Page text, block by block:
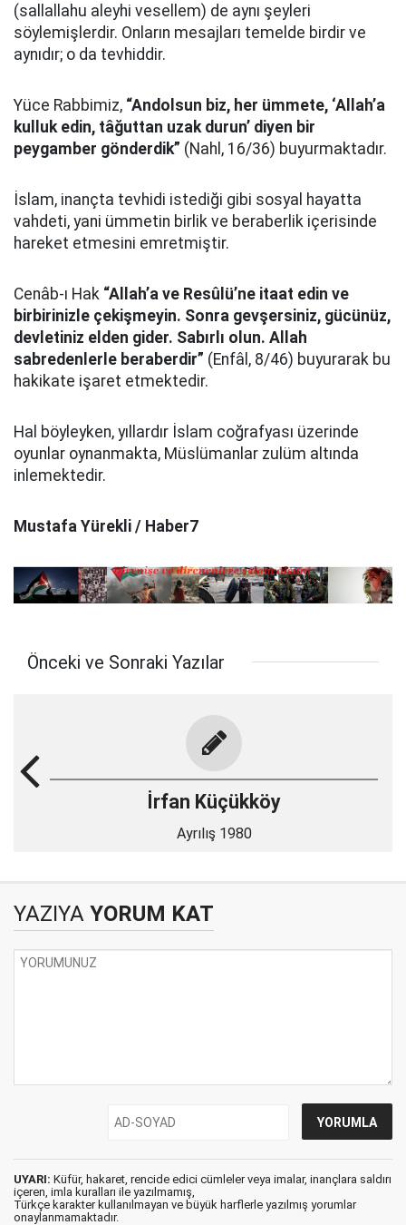
(sallallahu aleyhi vesellem) de aynı şeyleri
söylemişlerdir. Onların mesajları temelde birdir ve
aynıdır; o da tevhiddir.
Yüce Rabbimiz, “Andolsun biz, her ümmete, ‘Allah’a
kulluk edin, tâğuttan uzak durun’ diyen bir
peygamber gönderdik” (Nahl, 16/36) buyurmaktadır.
İslam, inançta tevhidi istediği gibi sosyal hayatta
vahdeti, yani ümmetin birlik ve beraberlik içerisinde
hareket etmesini emretmiştir.
Cenâb-ı Hak “Allah’a ve Resûlü’ne itaat edin ve
birbirinizle çekişmeyin. Sonra gevşersiniz, gücünüz,
devletiniz elden gider. Sabırlı olun. Allah
sabredenlerle beraberdir” (Enfâl, 8/46) buyurarak bu
hakikate işaret etmektedir.
Hal böyleyken, yıllardır İslam coğrafyası üzerinde
oyunlar oynanmakta, Müslümanlar zulüm altında
inlemektedir.
Mustafa Yürekli / Haber7
Önceki ve Sonraki Yazılar
İrfan Küçükköy
Ayrılış 1980
YAZIYA YORUM KAT
UYARI: Küfür, hakaret, rencide edici cümleler veya imalar, inançlara saldırı
içeren, imla kuralları ile yazılmamış,
Türkçe karakter kullanılmayan ve büyük harflerle yazılmış yorumlar
onaylanmamaktadır.